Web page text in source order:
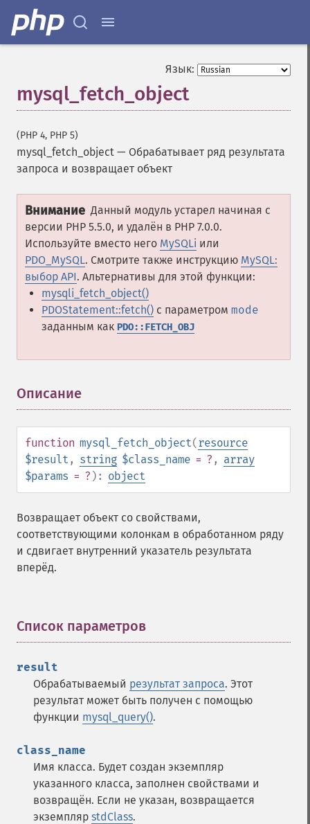
Язык:
mysql_fetch_object
(PHP 4, PHP 5)
mysql_fetch_object — Обрабатывает ряд результата
запроса и возвращает объект
Внимание Данный модуль устарел начиная с
версии PHP 5.5.0, и удалён в PHP 7.0.0.
Используйте вместо него MySQLi или
PDO_MySQL. Смотрите также инструкцию MySQL:
выбор API. Альтернативы для этой функции:
mysqli_fetch_object()
PDOStatement::fetch() с параметром mode
заданным как PDO::FETCH_OBJ
Описание
function mysql_fetch_object(resource
$result , string $class_name = ? , array
$params = ? ): object
Возвращает объект со свойствами,
соответствующими колонкам в обработанном ряду
и сдвигает внутренний указатель результата
вперёд.
Список параметров
result
Обрабатываемый результат запроса. Этот
результат может быть получен с помощью
функции mysql_query().
class_name
Имя класса. Будет создан экземпляр
указанного класса, заполнен свойствами и
возвращён. Если не указан, возвращается
экземпляр stdClass.